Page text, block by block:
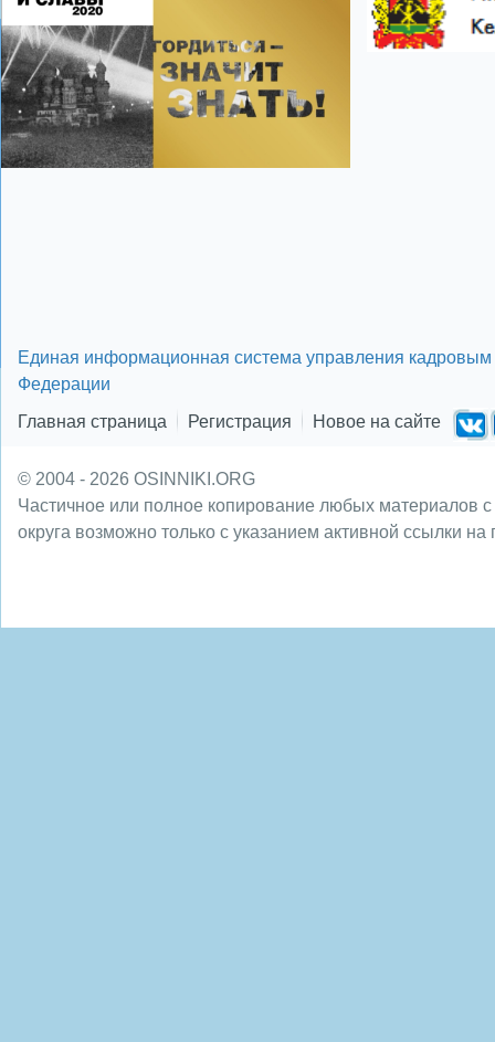
Единая информационная система управления кадровым
Федерации
Главная страница
Регистрация Новое на сайте
© 2004 - 2026 OSINNIKI.ORG
Частичное или полное копирование любых материалов
округа возможно только с указанием активной ссылки на